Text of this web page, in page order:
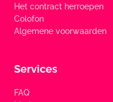
Het contract herroepen
Colofon
Algemene voorwaarden
Services
FAQ